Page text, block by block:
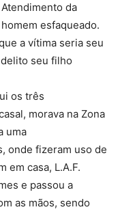
da
esfaqueado.
a vítima seria seu
seu filho
os três
morava na Zona
uma
onde fizeram uso de
em casa, L.A.F.
e passou a
as mãos, sendo